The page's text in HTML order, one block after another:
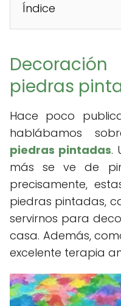
Índice
piedras
Hace poco
hablábamos
piedras pintadas.
más se ve de
precisamente,
piedras pintadas,
servirnos para
casa. Además,
excelente terapia